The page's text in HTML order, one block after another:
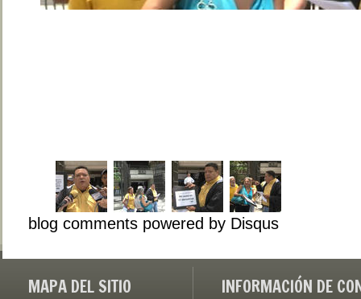
blog comments powered by Disqus
MAPA DEL SITIO INFORMACIÓN DE